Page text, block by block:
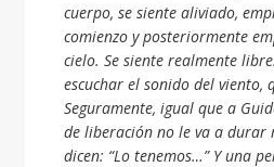
cuerpo, se siente aliviado,
comienzo y posteriormente
cielo. Se siente realmente
escuchar el sonido del viento,
Seguramente, igual que a
de liberación no le va a durar
dicen: “Lo tenemos…” Y una